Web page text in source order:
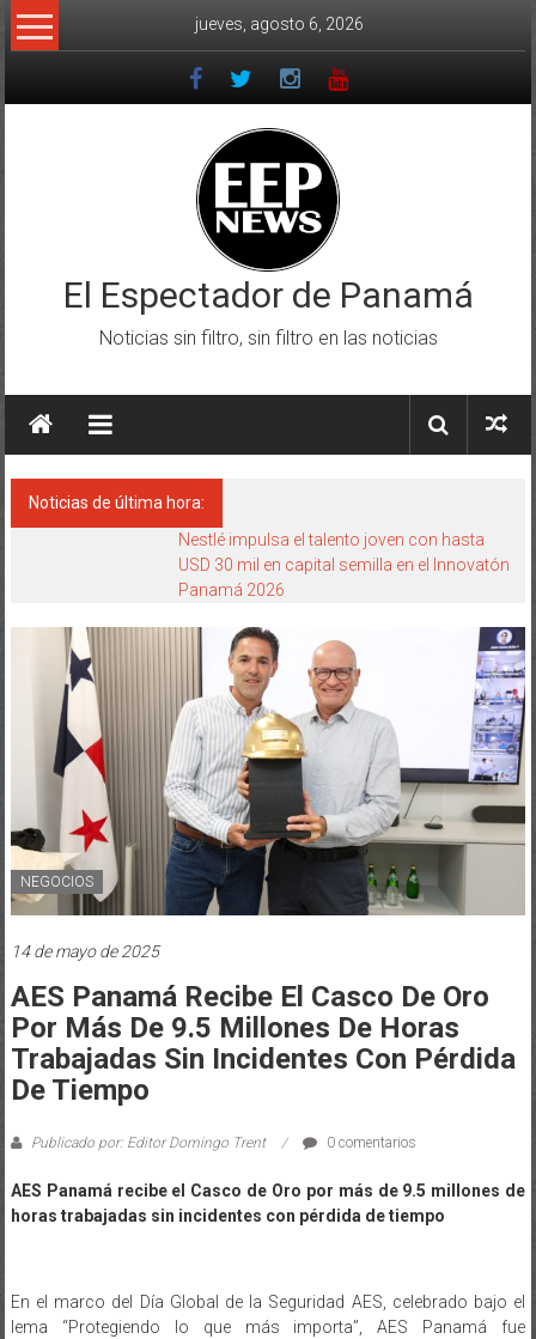
Saltar
al
jueves, agosto 6, 2026
El Espectador de Panamá
Noticias sin filtro, sin filtro en las noticias
Noticias de última hora:
Nestlé impulsa el talento joven con hasta
USD 30 mil en capital semilla en el Innovatón
Panamá 2026
NEGOCIOS
14 de mayo de 2025
AES Panamá Recibe El Casco De Oro
Por Más De 9.5 Millones De Horas
Trabajadas Sin Incidentes Con Pérdida
De Tiempo
Publicado por: Editor Domingo Trent 0 comentarios
AES Panamá recibe el Casco de Oro por más de 9.5 millones de
horas trabajadas sin incidentes con pérdida de tiempo
En el marco del Día Global de la Seguridad AES, celebrado bajo el
lema “Protegiendo lo que más importa”, AES Panamá fue